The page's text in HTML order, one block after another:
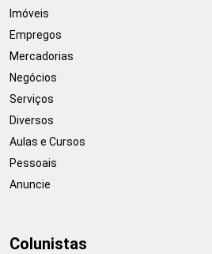
Imóveis
Empregos
Mercadorias
Negócios
Serviços
Diversos
Aulas e Cursos
Pessoais
Anuncie
Colunistas